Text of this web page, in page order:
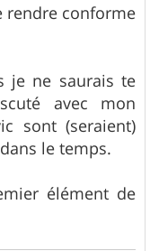
rendre conforme
je ne saurais te
avec mon
sont (seraient)
le temps.
élément de